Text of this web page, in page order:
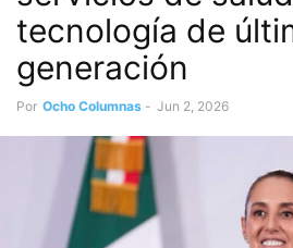
tecnología de
generación
Por Ocho Columnas - Jun 2, 2026